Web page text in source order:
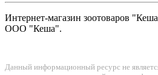
Интернет-магазин зоотоваров
ООО "Кеша".
Данный информационный ресурс не